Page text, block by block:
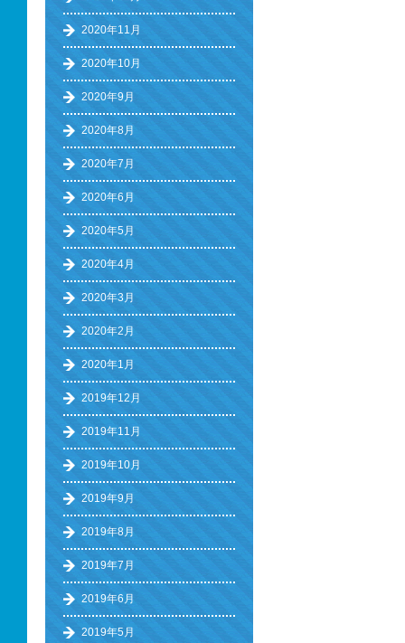
2020年11月
2020年10月
2020年9月
2020年8月
2020年7月
2020年6月
2020年5月
2020年4月
2020年3月
2020年2月
2020年1月
2019年12月
2019年11月
2019年10月
2019年9月
2019年8月
2019年7月
2019年6月
2019年5月